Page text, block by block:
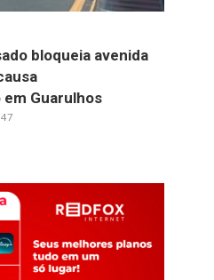
bloqueia avenida
Guarulhos